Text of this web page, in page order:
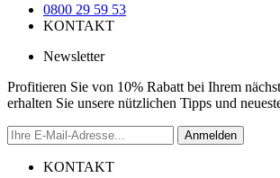
0800 29 59 53
KONTAKT
Newsletter
Profitieren Sie von 10% Rabatt bei Ihrem
erhalten Sie unsere nützlichen Tipps und
Anmelden
KONTAKT